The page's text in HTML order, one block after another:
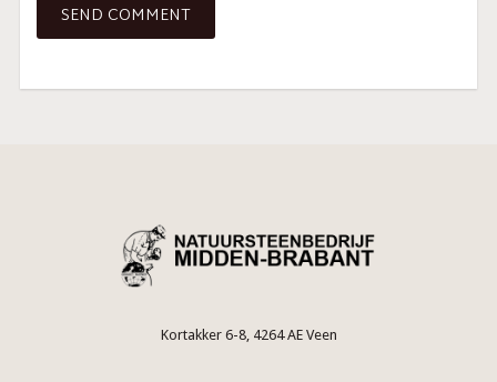
Kortakker 6-8, 4264 AE Veen